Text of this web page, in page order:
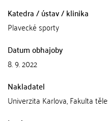
Katedra / ústav / klinika
Plavecké sporty
Datum obhajoby
8. 9. 2022
Nakladatel
Univerzita Karlova, Fakulta